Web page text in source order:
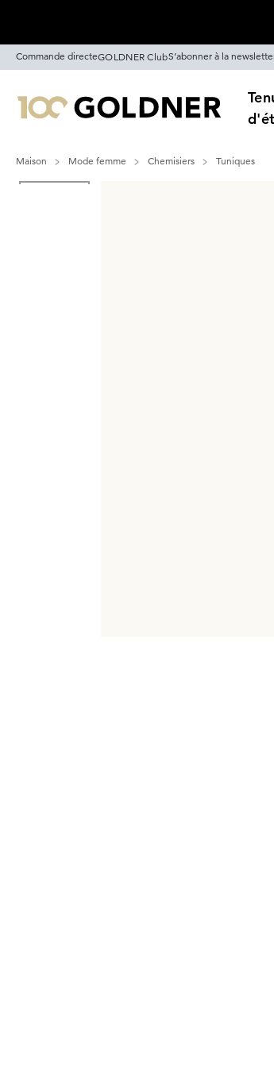
Commande directeGOLDNER ClubS’abonner à la
Maison Mode femme Chemisiers
Tuniques